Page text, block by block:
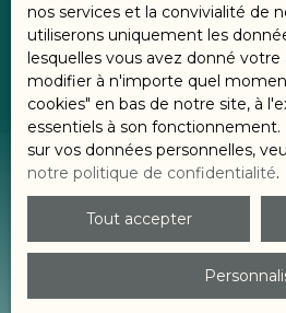
s.com
Envie de
la valeur de
nos services et la convivialité de
utiliserons uniquement les
lesquelles vous avez donné votre
modifier à n'importe quel
cookies″ en bas de notre site, à
essentiels à son
sur vos données personnelles,
notre politique de confidentialité.
Tout accepter